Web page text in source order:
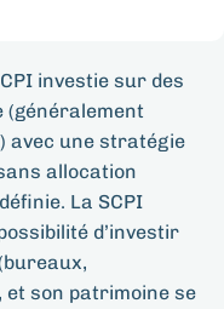
investie sur des
(généralement
avec une stratégie
allocation
La SCPI
d’investir
son patrimoine se